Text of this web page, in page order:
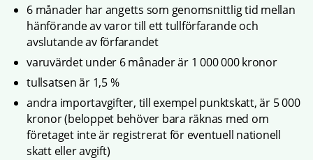
6 månader har angetts som genomsnittlig tid mellan
hänförande av varor till ett tullförfarande och
avslutande av förfarandet
varuvärdet under 6 månader är 1 000 000 kronor
tullsatsen är 1,5 %
andra importavgifter, till exempel punktskatt, är 5 000
kronor (beloppet behöver bara räknas med om
företaget inte är registrerat för eventuell nationell
skatt eller avgift)